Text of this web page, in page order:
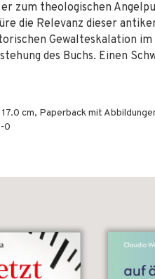
zum theologischen
die Relevanz dieser
Gewalteskalation
des Buchs. Einen
17.0 cm, Paperback mit
0